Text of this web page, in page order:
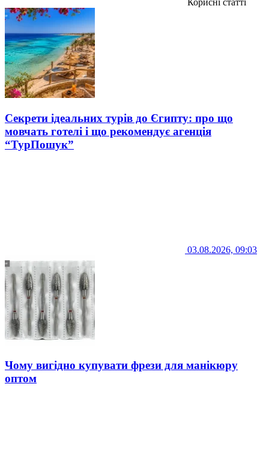
Корисні статті
Секрети ідеальних турів до Єгипту: про що
мовчать готелі і що рекомендує агенція
“ТурПошук”
03.08.2026, 09:03
Чому вигідно купувати фрези для манікюру
оптом